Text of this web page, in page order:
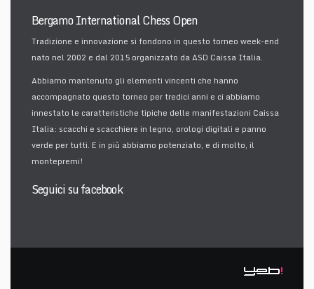
Bergamo International Chess Open
Tradizione e innovazione si fondono in questo torneo week-end
nato nel 2002 e dal 2015 organizzato da ASD Caissa Italia.
Abbiamo mantenuto gli elementi vincenti che hanno
accompagnato questo torneo per tredici anni e ci abbiamo
innestato le caratteristiche tipiche delle manifestazioni Caissa
Italia: scacchi e scacchiere in legno, orologi digitali e panno
verde per tutti. E in più abbiamo potenziato, e di molto, il
montepremi!
Seguici su facebook